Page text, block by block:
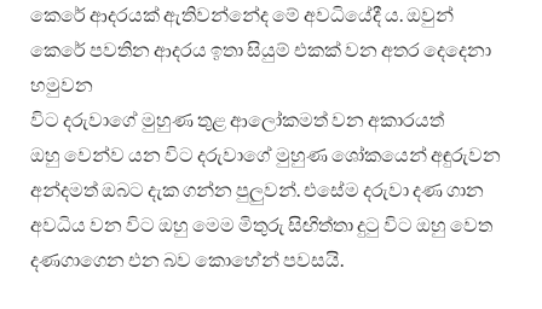
කෙරේ ආදරයක් ඇතිවන්නේද මේ අවධියේදී ය. ඔවුන්
කෙරේ පවතින ආදරය ඉතා සියුම් එකක් වන අතර දෙදෙනා
හමුවන
විට දරුවාගේ මුහුණ තුළ ආලෝකමත් වන අකාරයත්
ඔහු වෙන්ව යන විට දරුවාගේ මුහුණ ශෝකයෙන් අඳුරුවන
අන්දමත් ඔබට දැක ගන්න පුලුවන්. එසේම දරුවා දණ ගාන
අවධිය වන විට ඔහු මෙම මිතුරු සිඟිත්තා දුටු විට ඔහු වෙත
දණගාගෙන එන බව කොහේන් පවසයි.